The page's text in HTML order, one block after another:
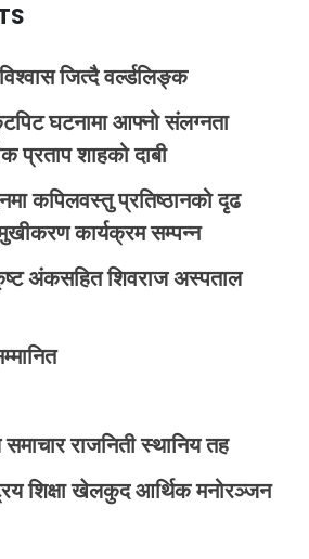
जित्दै वर्ल्डलिङ्क
घटनामा आफ्नो संलग्नता
प्रताप शाहको दाबी
कपिलवस्तु प्रतिष्ठानको दृढ
कार्यक्रम सम्पन्न
अंकसहित शिवराज अस्पताल
राजनिती स्थानिय तह
शिक्षा खेलकुद आर्थिक मनोरञ्जन